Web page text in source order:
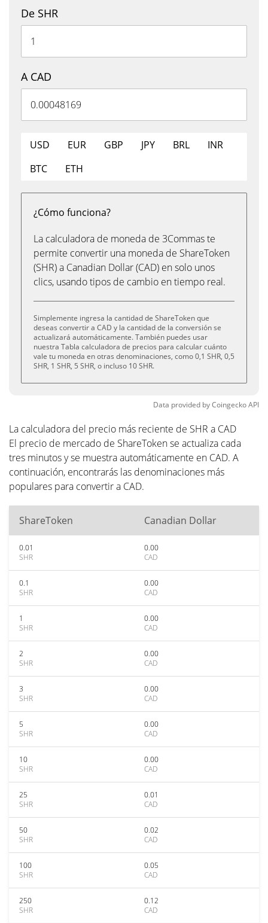
De SHR
A CAD
USD EUR GBP JPY BRL
INR
BTC
ETH
¿Cómo funciona?
La calculadora de moneda de 3Commas te
permite convertir una moneda de ShareToken
(SHR) a Canadian Dollar (CAD) en solo unos
clics, usando tipos de cambio en tiempo real.
Simplemente ingresa la cantidad de ShareToken que
deseas convertir a CAD y la cantidad de la conversión se
actualizará automáticamente. También puedes usar
nuestra Tabla calculadora de precios para calcular cuánto
vale tu moneda en otras denominaciones, como 0,1 SHR, 0,5
SHR, 1 SHR, 5 SHR, o incluso 10 SHR.
Data provided byCoingeckoAPI
La calculadora del precio más reciente de SHR a CAD
El precio de mercado de ShareToken se actualiza cada
tres minutos y se muestra automáticamente en CAD. A
continuación, encontrarás las denominaciones más
populares para convertir a CAD.
ShareToken Canadian Dollar
0.01
SHR
0.00
CAD
0.1
SHR
0.00
CAD
1
SHR
0.00
CAD
2
SHR
0.00
CAD
3
SHR
0.00
CAD
5
SHR
0.00
CAD
10
SHR
0.00
CAD
25
SHR
0.01
CAD
50
SHR
0.02
CAD
100
SHR
0.05
CAD
250
SHR
0.12
CAD